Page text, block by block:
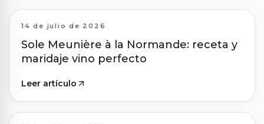
14 de julio de 2026
Sole Meunière à la Normande: receta y
maridaje vino perfecto
Leer artículo